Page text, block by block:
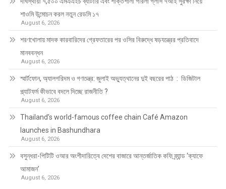
শাওমি উন্মোচন করল নতুন রেডমি ১৭
August 6, 2026
শরণখোলায় মাদক কারবারিদের গ্রেফতারের পর ওসির বিরুদ্ধে ষড়যন্ত্রের প্রতিবাদে
মানববন্ধন
August 6, 2026
স্মার্টফোন, অ্যালগরিদম ও গণতন্ত্র: জুলাই অভ্যুত্থানের দুই বছরের পাঠ : ডিজিটাল
প্ল্যাটফর্ম কীভাবে বদলে দিচ্ছে রাজনীতি ?
August 6, 2026
Thailand’s world-famous coffee chain Café Amazon
launches in Bashundhara
August 6, 2026
বসুন্ধরা-পিটিটি ওআর অংশীদারিত্বে দেশের বাজারে আন্তর্জাতিক কফি ব্র্যান্ড ‘ক্যাফে
আমাজন’
August 6, 2026